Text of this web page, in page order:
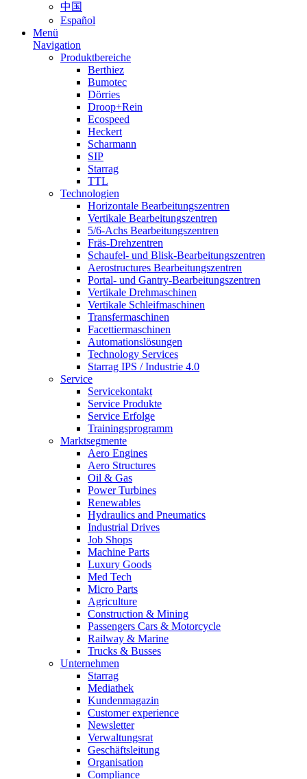
中国
Español
Menü
Navigation
Produktbereiche
Berthiez
Bumotec
Dörries
Droop+Rein
Ecospeed
Heckert
Scharmann
SIP
Starrag
TTL
Technologien
Horizontale Bearbeitungszentren
Vertikale Bearbeitungszentren
5/6-Achs Bearbeitungszentren
Fräs-Drehzentren
Schaufel- und Blisk-Bearbeitungszentren
Aerostructures Bearbeitungszentren
Portal- und Gantry-Bearbeitungszentren
Vertikale Drehmaschinen
Vertikale Schleifmaschinen
Transfermaschinen
Facettiermaschinen
Automationslösungen
Technology Services
Starrag IPS / Industrie 4.0
Service
Servicekontakt
Service Produkte
Service Erfolge
Trainingsprogramm
Marktsegmente
Aero Engines
Aero Structures
Oil & Gas
Power Turbines
Renewables
Hydraulics and Pneumatics
Industrial Drives
Job Shops
Machine Parts
Luxury Goods
Med Tech
Micro Parts
Agriculture
Construction & Mining
Passengers Cars & Motorcycle
Railway & Marine
Trucks & Busses
Unternehmen
Starrag
Mediathek
Kundenmagazin
Customer experience
Newsletter
Verwaltungsrat
Geschäftsleitung
Organisation
Compliance